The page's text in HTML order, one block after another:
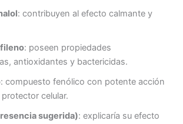
: contribuyen al efecto calmante y
: poseen propiedades
antioxidantes y bactericidas.
: compuesto fenólico con potente acción
celular.
sugerida): explicaría su efecto